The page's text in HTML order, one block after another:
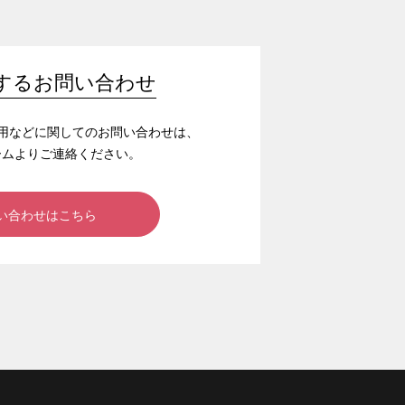
るお問い合わせ
などに関してのお問い合わせは、
よりご連絡ください。
合わせはこちら